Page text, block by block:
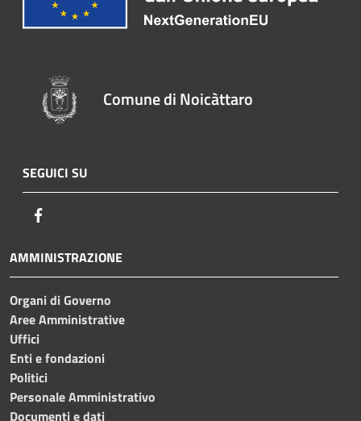
Comune di Noicàttaro
SEGUICI SU
AMMINISTRAZIONE
Organi di Governo
Aree Amministrative
Uffici
Enti e fondazioni
Politici
Personale Amministrativo
Documenti e dati